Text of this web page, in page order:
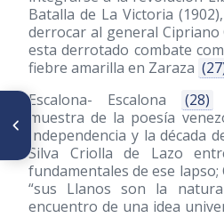
Batalla de La Victoria (1902)
derrocar al general
esta derrotado combate
fiebre amarilla en Zaraza
Escalona- Escalona
(28)
muestra de la poesía
Independencia y la década
Silva Criolla de Lazo
fundamentales de ese lapso;
“sus Llanos son la
encuentro de una idea
ARTÍCULO ANTERIOR
Iniciación a la investigación
científica en nuestro país